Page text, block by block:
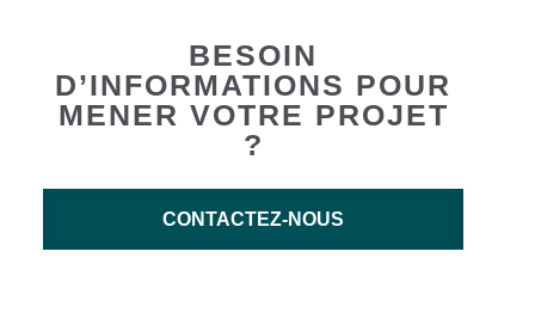
CONTACTEZ-NOUS
BESOIN
D’INFORMATIONS POUR
MENER VOTRE PROJET
?